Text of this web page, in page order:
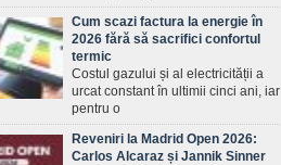
Cum scazi factura la energie în
2026 fără să sacrifici confortul
termic
Costul gazului și al electricității a
urcat constant în ultimii cinci ani, iar
pentru o
Reveniri la Madrid Open 2026:
Carlos Alcaraz și Jannik Sinner